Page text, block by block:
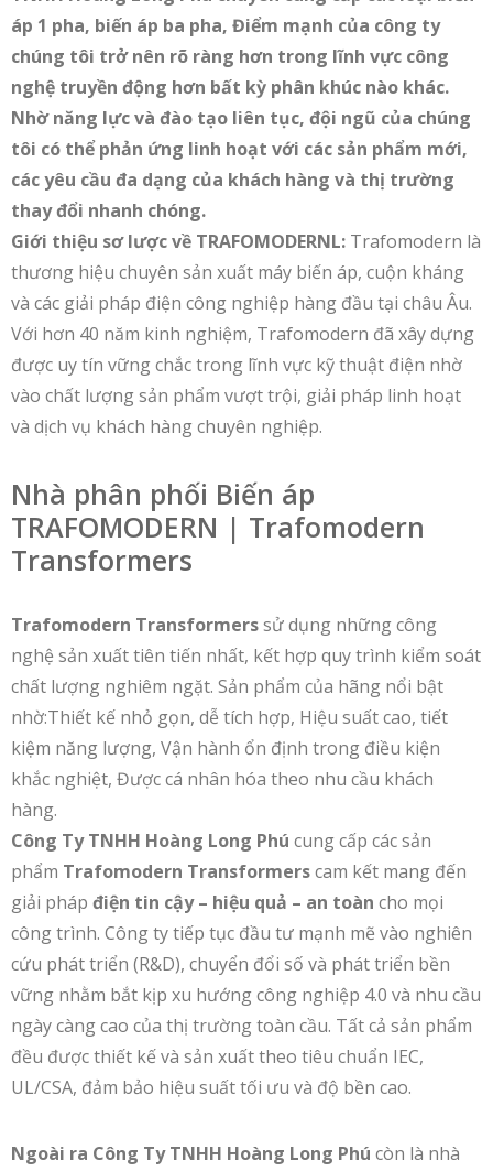
áp 1 pha, biến áp ba pha, Điểm mạnh của công ty
chúng tôi trở nên rõ ràng hơn trong lĩnh vực công
nghệ truyền động hơn bất kỳ phân khúc nào khác.
Nhờ năng lực và đào tạo liên tục, đội ngũ của chúng
tôi có thể phản ứng linh hoạt với các sản phẩm mới,
các yêu cầu đa dạng của khách hàng và thị trường
thay đổi nhanh chóng.
Giới thiệu sơ lược về TRAFOMODERNL: Trafomodern là
thương hiệu chuyên sản xuất máy biến áp, cuộn kháng
và các giải pháp điện công nghiệp hàng đầu tại châu Âu.
Với hơn 40 năm kinh nghiệm, Trafomodern đã xây dựng
được uy tín vững chắc trong lĩnh vực kỹ thuật điện nhờ
vào chất lượng sản phẩm vượt trội, giải pháp linh hoạt
và dịch vụ khách hàng chuyên nghiệp.
Nhà phân phối Biến áp
TRAFOMODERN | Trafomodern
Transformers
Trafomodern Transformerssử dụng những công
nghệ sản xuất tiên tiến nhất, kết hợp quy trình kiểm soát
chất lượng nghiêm ngặt. Sản phẩm của hãng nổi bật
nhờ:Thiết kế nhỏ gọn, dễ tích hợp, Hiệu suất cao, tiết
kiệm năng lượng, Vận hành ổn định trong điều kiện
khắc nghiệt, Được cá nhân hóa theo nhu cầu khách
hàng.
Công Ty TNHH Hoàng Long Phú cung cấp các sản
phẩm Trafomodern Transformerscam kết mang đến
giải pháp điện tin cậy – hiệu quả – an toàn cho mọi
công trình. Công ty tiếp tục đầu tư mạnh mẽ vào nghiên
cứu phát triển (R&D), chuyển đổi số và phát triển bền
vững nhằm bắt kịp xu hướng công nghiệp 4.0 và nhu cầu
ngày càng cao của thị trường toàn cầu. Tất cả sản phẩm
đều được thiết kế và sản xuất theo tiêu chuẩn IEC,
UL/CSA, đảm bảo hiệu suất tối ưu và độ bền cao.
Ngoài ra Công Ty TNHH Hoàng Long Phú còn là nhà